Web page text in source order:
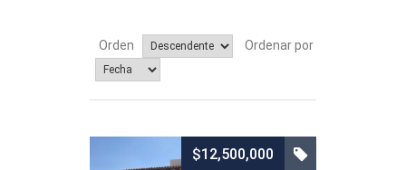
Orden Ordenar por
$12,500,000